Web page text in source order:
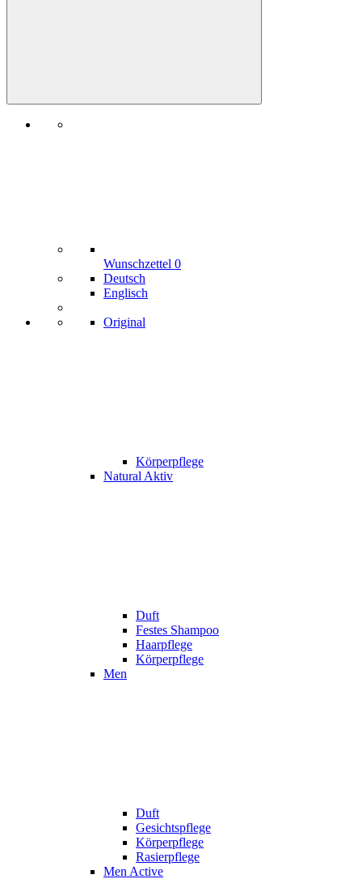
Wunschzettel 0
Deutsch
Englisch
Original
Körperpflege
Natural Aktiv
Duft
Festes Shampoo
Haarpflege
Körperpflege
Men
Duft
Gesichtspflege
Körperpflege
Rasierpflege
Men Active